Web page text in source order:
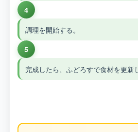
4
調理を開始する。
5
完成したら、ふどろすで食材を更新